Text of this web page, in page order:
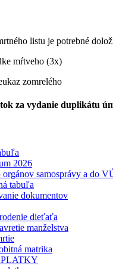
listu je potrebné
mŕtveho (3x)
zomrelého
za vydanie duplikátu
2026
samosprávy a do
tabuľa
dokumentov
dieťaťa
manželstva
matrika